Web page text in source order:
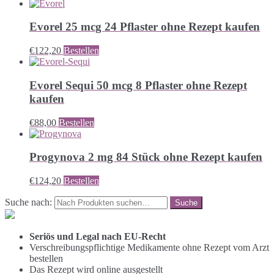
Evorel 25 mcg 24 Pflaster ohne Rezept kaufen
€122,20 Bestellen
Evorel Sequi 50 mcg 8 Pflaster ohne Rezept
kaufen
€88,00 Bestellen
Progynova 2 mg 84 Stück ohne Rezept kaufen
€124,20 Bestellen
Suche nach:
Seriös und Legal nach EU-Recht
Verschreibungspflichtige Medikamente ohne Rezept vom Arzt
bestellen
Das Rezept wird online ausgestellt